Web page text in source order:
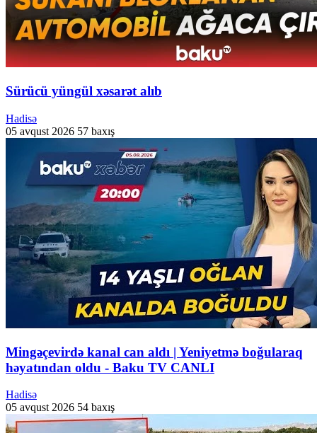
Sürücü yüngül xəsarət alıb
Hadisə
05 avqust 2026 57 baxış
Mingəçevirdə kanal can aldı | Yeniyetmə boğularaq
həyatından oldu - Baku TV CANLI
Hadisə
05 avqust 2026 54 baxış